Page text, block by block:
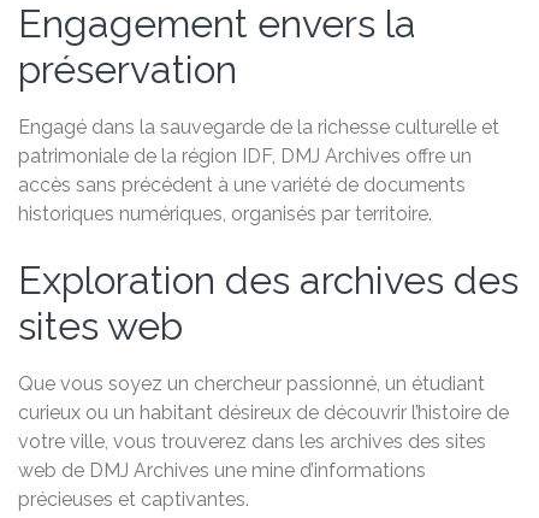
Engagement envers la
préservation
Engagé dans la sauvegarde de la richesse culturelle et
patrimoniale de la région IDF, DMJ Archives offre un
accès sans précédent à une variété de documents
historiques numériques, organisés par territoire.
Exploration des archives des
sites web
Que vous soyez un chercheur passionné, un étudiant
curieux ou un habitant désireux de découvrir l’histoire de
votre ville, vous trouverez dans les archives des sites
web de DMJ Archives une mine d’informations
précieuses et captivantes.